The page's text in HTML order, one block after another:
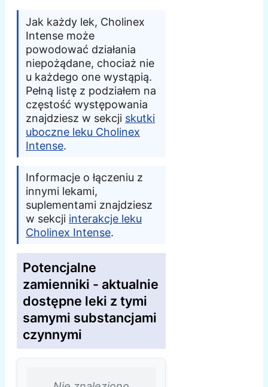
Jak każdy lek, Cholinex
Intense może
powodować działania
niepożądane, chociaż nie
u każdego one wystąpią.
Pełną listę z podziałem na
częstość występowania
znajdziesz w sekcji skutki
uboczne leku Cholinex
Intense.
Informacje o łączeniu z
innymi lekami,
suplementami znajdziesz
w sekcji interakcje leku
Cholinex Intense.
Potencjalne
zamienniki - aktualnie
dostępne leki z tymi
samymi substancjami
czynnymi